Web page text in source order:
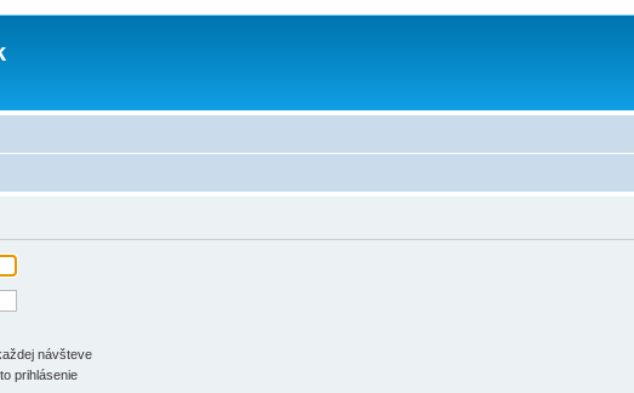
návšteve
prihlásenie